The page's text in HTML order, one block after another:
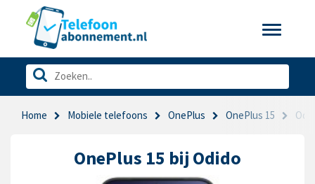
Toggle
Home Mobiele telefoons OnePlus OnePlus 15
OnePlus 15 bij Odido